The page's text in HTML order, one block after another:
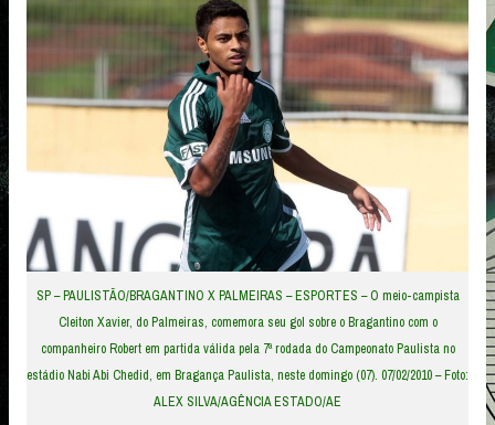
SP – PAULISTÃO/BRAGANTINO X PALMEIRAS – ESPORTES – O meio-campista
Cleiton Xavier, do Palmeiras, comemora seu gol sobre o Bragantino com o
companheiro Robert em partida válida pela 7ª rodada do Campeonato Paulista no
estádio Nabi Abi Chedid, em Bragança Paulista, neste domingo (07). 07/02/2010 – Foto:
ALEX SILVA/AGÊNCIA ESTADO/AE